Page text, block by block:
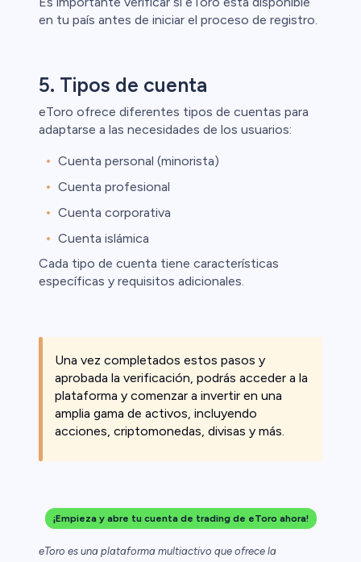
en tu país antes de iniciar el proceso de registro.
5. Tipos de cuenta
eToro ofrece diferentes tipos de cuentas para
adaptarse a las necesidades de los usuarios:
Cuenta personal (minorista)
Cuenta profesional
Cuenta corporativa
Cuenta islámica
Cada tipo de cuenta tiene características
específicas y requisitos adicionales.
Una vez completados estos pasos y
aprobada la verificación, podrás acceder a la
plataforma y comenzar a invertir en una
amplia gama de activos, incluyendo
acciones, criptomonedas, divisas y más.
¡Empieza y abre tu cuenta de trading de eToro ahora!
eToro es una plataforma multiactivo que ofrece la